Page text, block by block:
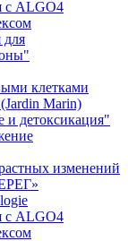
с ALGO4
для
клетками
Marin)
и детоксикация"
изменений
с ALGO4